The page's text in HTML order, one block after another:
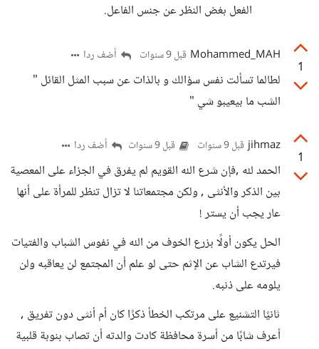
الفعل بغض النظر عن جنس الفاعل.
1
Mohammed_MAH قبل 9 سنوات أضف ردا
لطالما تسألت نفس سؤالك و بالذات عن سبب المثل القائل "
الشب ما بيعيبو شي "
1
jihmaz قبل 9 سنوات قبل 9 سنوات أضف ردا
الحمد لله ,فإن شرع الله القويم لم يفرق في الجزاء على المعصية
بين الذكر والأنثى , ولكن مجتمعاتنا لا تزال تنظر للمرأة على أنها
عار يجب أن يستر !
الحل يكون أولًا بزرع الخوف من الله في نفوس الشباب والفتيات
فيرتدع الشاب عن الإثم حتى لو علم أن المجتمع لن يعاقبه ولن
يلومه على ذنبه.
ثانيًا التشنيع على مرتكب الخطأ ذكرًا كان أم أنثى دون تفريق ,
أعرف شابًا من أسرة محافظة كادت والدته أن تصاب بنوبة قلبية